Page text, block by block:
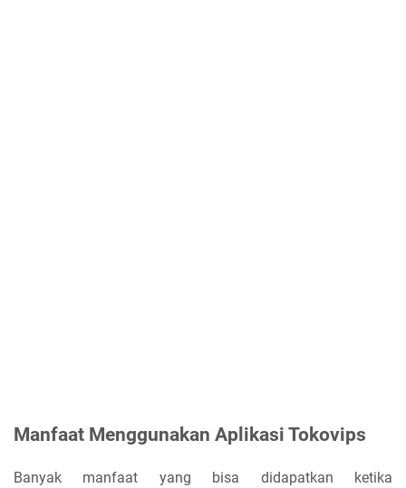
Manfaat Menggunakan Aplikasi Tokovips
Banyak manfaat yang bisa didapatkan ketika